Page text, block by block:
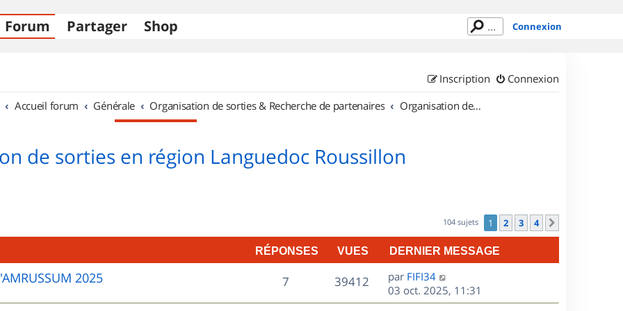
Forum Partager Shop Connexion
Connexion
Inscription
Accueil forum Générale Organisation de sorties & Recherche de partenaires Organisation de sorties en région Languedoc Roussillon
de sorties en région Languedoc Roussillon
104 sujets 1 2 3 4
RÉPONSES VUES DERNIER MESSAGE
2025 7R
é
39412V
u
D
e
r
par FIFI34
03 oct. 2025, 11:31